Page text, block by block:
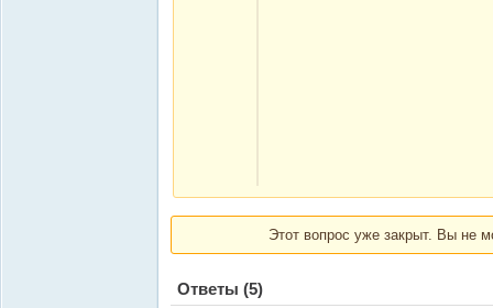
Этот вопрос уже закрыт. Вы не
Ответы (5)